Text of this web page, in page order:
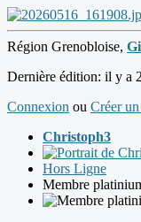
Région Grenobloise,
Dernière édition: il y a
Connexion ou Créer
Christoph3
Hors Ligne
Membre